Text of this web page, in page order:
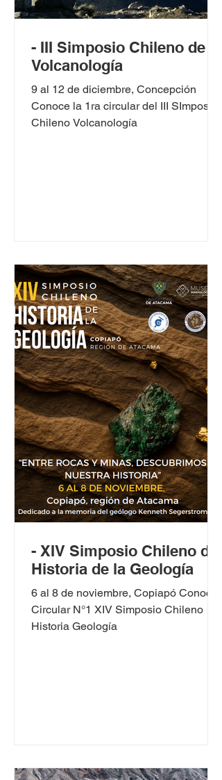
- III Simposio Chileno de
Volcanología
9 al 12 de diciembre, Concepción
Conoce la 1ra circular del III SImposio
Chileno Volcanología
- XIV Simposio Chileno de
Historia de la Geología
6 al 8 de noviembre, Copiapó Conoce
Circular N°1 XIV Simposio Chileno
Historia Geología